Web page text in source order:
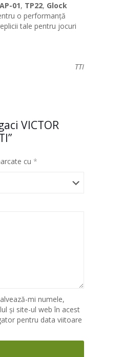
01, TP22, Glock
o performanță
tale pentru jocuri
TTI
VICTOR
cu *
mi numele,
și site-ul web în acest
pentru data viitoare